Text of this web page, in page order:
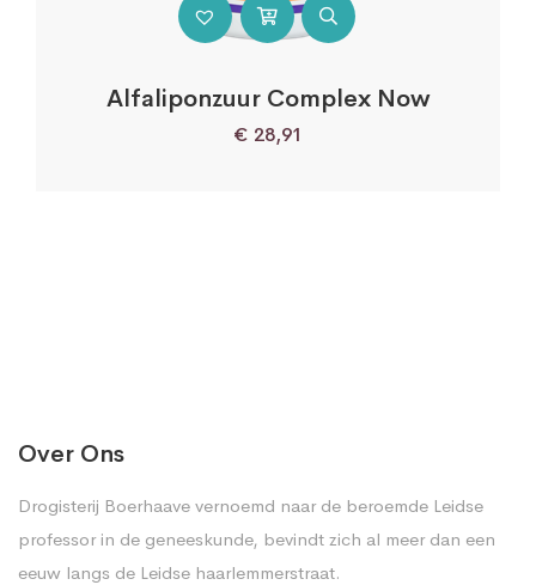
Alfaliponzuur Complex Now
€ 28,91
Over Ons
Drogisterij Boerhaave vernoemd naar de beroemde Leidse
professor in de geneeskunde, bevindt zich al meer dan een
eeuw langs de Leidse haarlemmerstraat.